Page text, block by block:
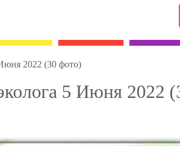
2022 (30 фото)
5 Июня 2022